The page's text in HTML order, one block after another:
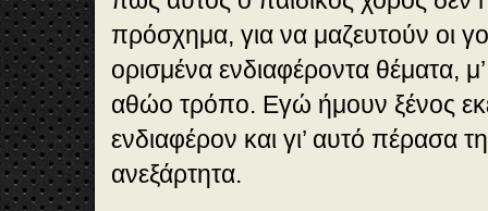
πρόσχημα, για να μαζευτούν οι
ορισμένα ενδιαφέροντα θέματα,
αθώο τρόπο. Εγώ ήμουν ξένος
ενδιαφέρον και γι’ αυτό πέρασα
ανεξάρτητα.